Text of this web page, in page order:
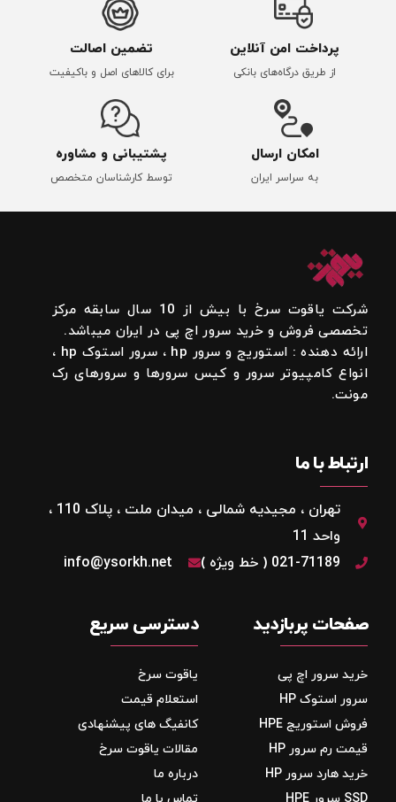
پرداخت امن آنلاین
از طریق درگاه‌های بانکی
تضمین اصالت
برای کالاهای اصل و باکیفیت
امکان ارسال
به سراسر ایران
پشتیبانی و مشاوره
توسط کارشناسان متخصص
شرکت یاقوت سرخ با بیش از 10 سال سابقه مرکز
تخصصی فروش و خرید سرور اچ پی در ایران میباشد.
ارائه دهنده : استوریج و سرور hp ، سرور استوک hp ،
انواع کامپیوتر سرور و کیس سرورها و سرورهای رک
مونت.
ارتباط با ما
تهران ، مجیدیه شمالی ، میدان ملت ، پلاک 110 ،
واحد 11
021-71189 ( خط ویژه )
info@ysorkh.net
صفحات پربازدید
خرید سرور اچ پی
سرور استوک HP
فروش استوریج‌ HPE
قیمت رم سرور HP
خرید هارد سرور HP
دسترسی سریع
یاقوت سرخ
استعلام قیمت
کانفیگ های پیشنهادی
مقالات یاقوت سرخ
درباره ما